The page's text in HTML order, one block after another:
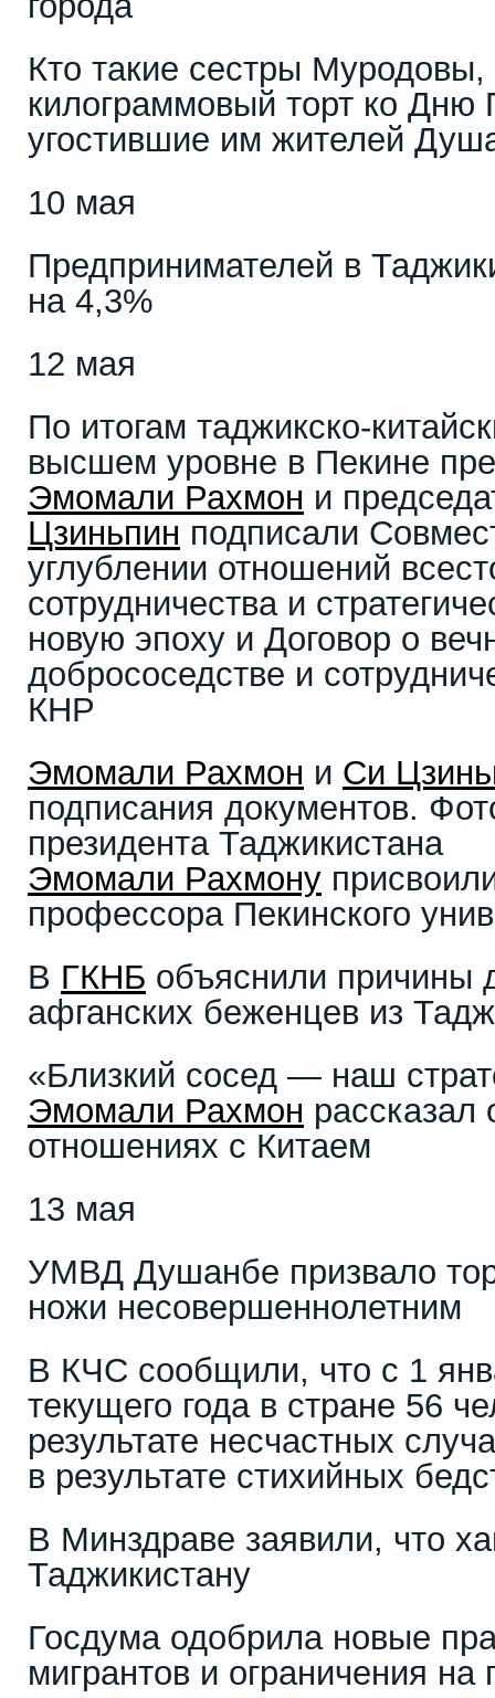
Кто такие сестры
килограммовый торт ко Дню
угостившие им жителей
10 мая
Предпринимателей в
на 4,3%
12 мая
По итогам таджикско-
высшем уровне в Пекине
Эмомали Рахмон и
Цзиньпин подписали
углублении отношений
сотрудничества и
новую эпоху и Договор о
добрососедстве и
КНР
Эмомали Рахмон и Си
подписания документов.
президента Таджикистана
Эмомали Рахмону
профессора Пекинского
В ГКНБ объяснили причины
афганских беженцев из
«Близкий сосед — наш
Эмомали Рахмон рассказал
отношениях с Китаем
13 мая
УМВД Душанбе призвало
ножи несовершеннолетним
В КЧС сообщили, что с 1
текущего года в стране 56
результате несчастных
в результате стихийных
В Минздраве заявили, что
Таджикистану
Госдума одобрила новые
мигрантов и ограничения на